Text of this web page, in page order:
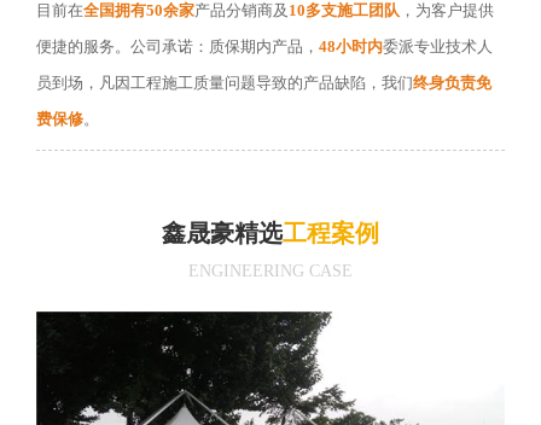
目前在全国拥有50余家产品分销商及 10多支施工团队 ，为客户提供
便捷的服务。公司承诺：质保期内产品， 48小时内委派专业技术人
员到场，凡因工程施工质量问题导致的产品缺陷，我们终身负责免
费保修。
鑫晟豪精选工程案例
ENGINEERING CASE